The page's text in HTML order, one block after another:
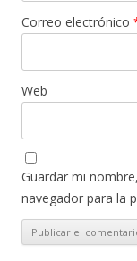
Correo electrónico
Web
Guardar mi
navegador para la